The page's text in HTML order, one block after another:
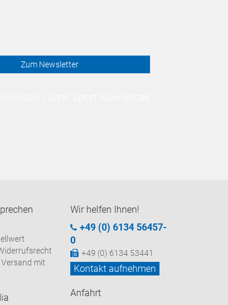
Zum Newsletter
mit
Wir helfen Ihnen!
+49 (0) 6134 56457-
0
+49 (0) 6134 53441
Kontakt aufnehmen
Anfahrt